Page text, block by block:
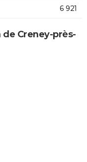
6 921
Creney-près-